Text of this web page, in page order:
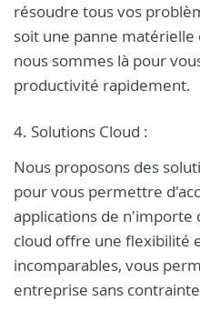
résoudre tous vos
soit une panne matérielle
nous sommes là pour
productivité rapidement.
4. Solutions Cloud :
Nous proposons des
pour vous permettre
applications de n'importe
cloud offre une flexibilité
incomparables, vous
entreprise sans